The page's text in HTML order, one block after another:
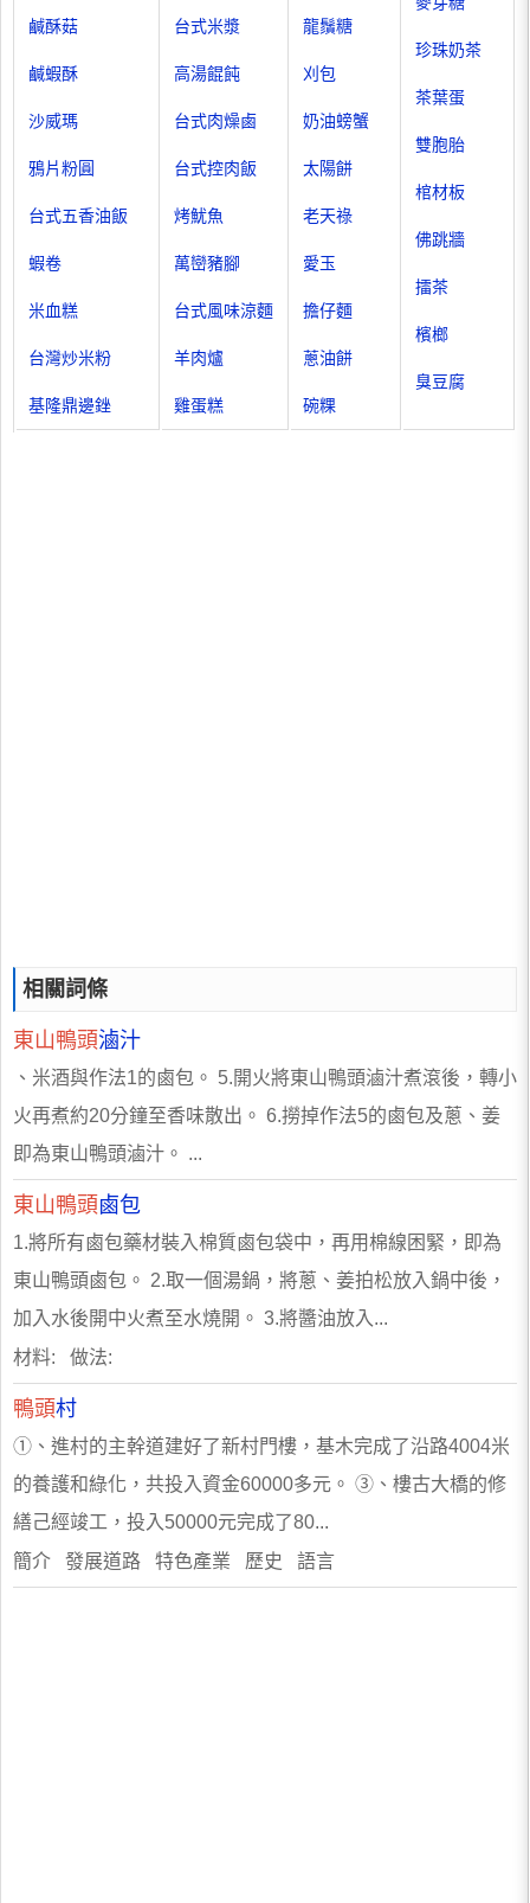
鹹酥菇
鹹蝦酥
沙威瑪
鴉片粉圓
台式五香油飯
蝦卷
米血糕
台灣炒米粉
基隆鼎邊銼
台式米漿
高湯餛飩
台式肉燥鹵
台式控肉飯
烤魷魚
萬巒豬腳
台式風味涼麵
羊肉爐
雞蛋糕
龍鬚糖
刈包
奶油螃蟹
太陽餅
老天祿
愛玉
擔仔麵
蔥油餅
碗粿
珍珠奶茶
茶葉蛋
雙胞胎
棺材板
佛跳牆
擂茶
檳榔
臭豆腐
相關詞條
東山鴨頭滷汁
、米酒與作法1的鹵包。 5.開火將東山鴨頭滷汁煮滾後，轉小
火再煮約20分鐘至香味散出。 6.撈掉作法5的鹵包及蔥、姜
即為東山鴨頭滷汁。 ...
東山鴨頭鹵包
1.將所有鹵包藥材裝入棉質鹵包袋中，再用棉線困緊，即為
東山鴨頭鹵包。 2.取一個湯鍋，將蔥、姜拍松放入鍋中後，
加入水後開中火煮至水燒開。 3.將醬油放入...
材料: 做法:
鴨頭村
①、進村的主幹道建好了新村門樓，基木完成了沿路4004米
的養護和綠化，共投入資金60000多元。 ③、樓古大橋的修
繕己經竣工，投入50000元完成了80...
簡介 發展道路 特色產業 歷史 語言